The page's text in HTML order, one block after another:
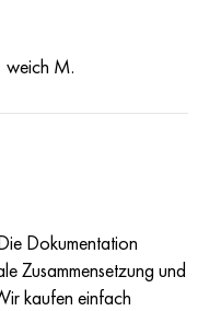
weich M.
Dokumentation
Zusammensetzung und
kaufen einfach